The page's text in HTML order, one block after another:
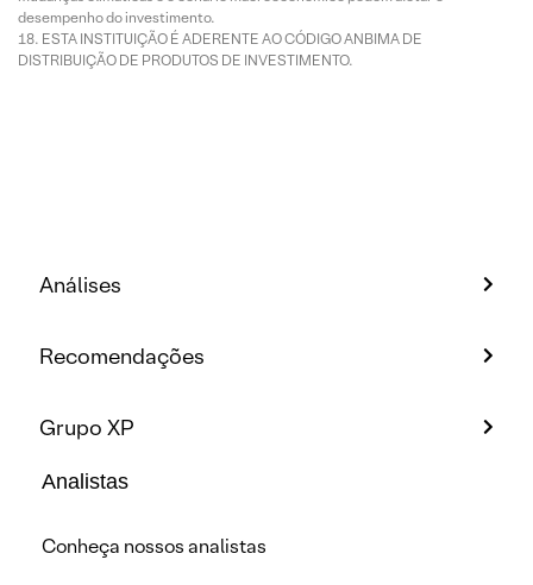
desempenho do investimento.
ESTA INSTITUIÇÃO É ADERENTE AO CÓDIGO ANBIMA DE
DISTRIBUIÇÃO DE PRODUTOS DE INVESTIMENTO.
Análises
Recomendações
Grupo XP
Analistas
Conheça nossos analistas